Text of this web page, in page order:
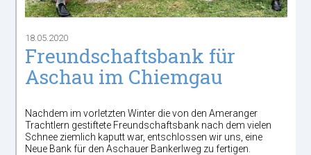
18.05.2020
Freundschaftsbank für
Aschau im Chiemgau
Nachdem im vorletzten Winter die von den Ameranger
Trachtlern gestiftete Freundschaftsbank nach dem vielen
Schnee ziemlich kaputt war, entschlossen wir uns, eine
Neue Bank für den Aschauer Bankerlweg zu fertigen.